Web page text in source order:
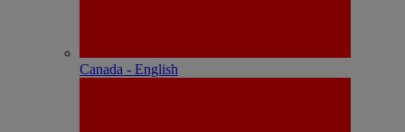
Canada - English